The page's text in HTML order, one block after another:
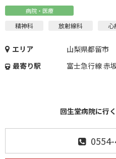
病院・医療
精神科 放射線科 心
エリア
山梨県都留市
最寄り駅
富士急行線 赤
回生堂病院に行